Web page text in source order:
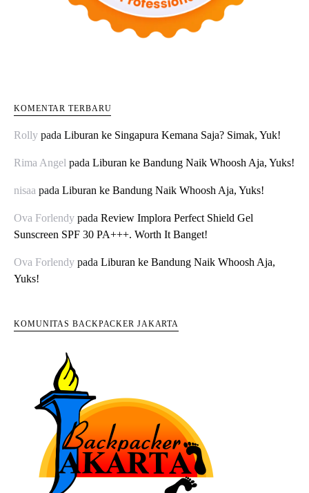
KOMENTAR TERBARU
Rolly pada Liburan ke Singapura Kemana Saja? Simak, Yuk!
Rima Angel pada Liburan ke Bandung Naik Whoosh Aja, Yuks!
nisaa pada Liburan ke Bandung Naik Whoosh Aja, Yuks!
Ova Forlendy pada Review Implora Perfect Shield Gel
Sunscreen SPF 30 PA+++. Worth It Banget!
Ova Forlendy pada Liburan ke Bandung Naik Whoosh Aja,
Yuks!
KOMUNITAS BACKPACKER JAKARTA